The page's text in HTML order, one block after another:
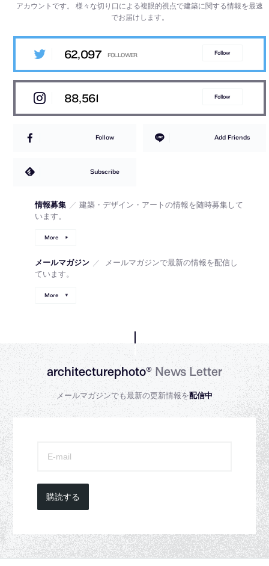
アカウントです。様々な切り口による複眼的視点で建築に関する情報を最速
でお届けします。
62,097 Follow
88,561 Follow
Follow Add Friends
Subscribe
情報募集 ／ 建築・デザイン・アートの情報を随時募集して
います。
More
メールマガジン ／
メールマガジンで最新の情報を配信し
ています。
More
architecturephoto®News Letter
メールマガジンでも最新の更新情報を配信中
購読する